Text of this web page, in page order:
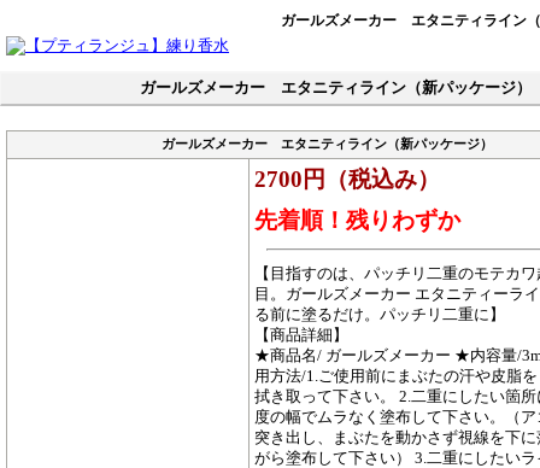
ガールズメーカー エタニティライン
ガールズメーカー エタニティライン（新パッケージ）
ガールズメーカー エタニティライン（新パッケージ）
2700円（税込み）
先着順！残りわずか
【目指すのは、パッチリ二重のモテカ
目。ガールズメーカー エタニティーラ
る前に塗るだけ。パッチリ二重に】
【商品詳細】
★商品名/ ガールズメーカー ★内容量/
用方法/1.ご使用前にまぶたの汗や皮脂
拭き取って下さい。 2.二重にしたい箇所
度の幅でムラなく塗布して下さい。（
突き出し、まぶたを動かさず視線を下
がら塗布して下さい） 3.二重にしたい